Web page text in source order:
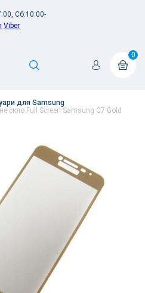
Сб:10:00-
Viber
0
для Samsung
скло Full Screen Samsung C7 Gold